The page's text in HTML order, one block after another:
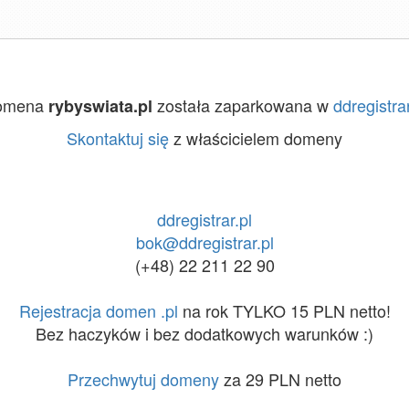
rybyswiata.pl została zaparkowana w
Skontaktuj sięz właścicielem domeny
ddregistrar.pl
bok@ddregistrar.pl
(+48) 22 211 22 90
Rejestracja domen .pl na rok TYLKO 15 PLN netto!
Bez haczyków i bez dodatkowych warunków :)
Przechwytuj domenyza 29 PLN netto